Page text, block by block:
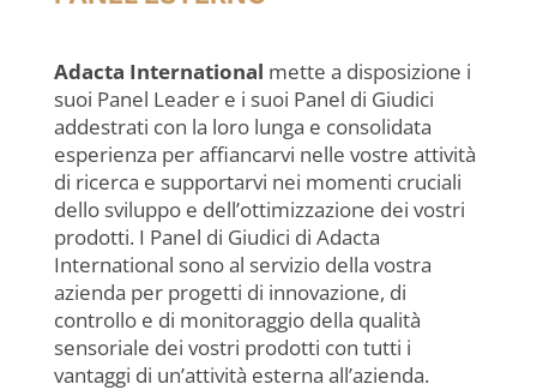
Adacta International mette a disposizione i
suoi Panel Leader e i suoi Panel di Giudici
addestrati con la loro lunga e consolidata
esperienza per affiancarvi nelle vostre attività
di ricerca e supportarvi nei momenti cruciali
dello sviluppo e dell’ottimizzazione dei vostri
prodotti. I Panel di Giudici di Adacta
International sono al servizio della vostra
azienda per progetti di innovazione, di
controllo e di monitoraggio della qualità
sensoriale dei vostri prodotti con tutti i
vantaggi di un’attività esterna all’azienda.